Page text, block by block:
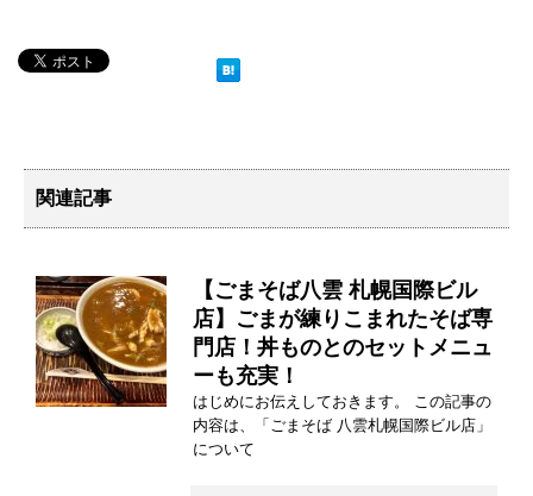
関連記事
【ごまそば八雲 札幌国際ビル
店】ごまが練りこまれたそば専
門店！丼ものとのセットメニュ
ーも充実！
はじめにお伝えしておきます。 この記事の
内容は、「ごまそば 八雲札幌国際ビル店」
について